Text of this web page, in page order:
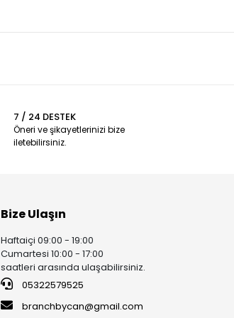
7 / 24 DESTEK
Öneri ve şikayetlerinizi bize
iletebilirsiniz.
Bize Ulaşın
Haftaiçi 09:00 - 19:00
Cumartesi 10:00 - 17:00
saatleri arasında ulaşabilirsiniz.
05322579525
branchbycan@gmail.com